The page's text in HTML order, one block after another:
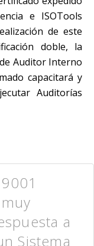
e ISOTools
de este
doble, la
Auditor Interno
capacitará y
Auditorías
a
Sistema